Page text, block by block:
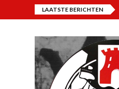
LAATSTE BERICHTEN